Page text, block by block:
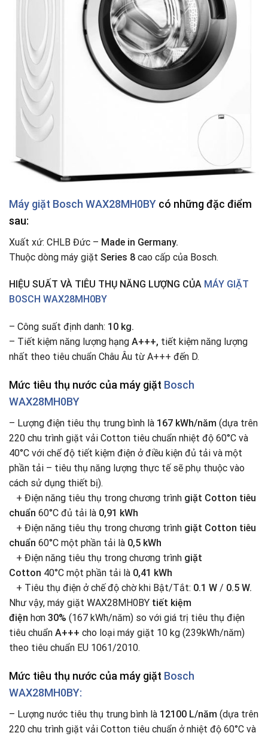
Máy giặt Bosch WAX28MH0BY có những đặc điểm
sau:
Xuất xứ: CHLB Đức – Made in Germany.
Thuộc dòng máy giặt Series 8 cao cấp của Bosch.
HIỆU SUẤT VÀ TIÊU THỤ NĂNG LƯỢNG CỦA MÁY GIẶT
BOSCH WAX28MH0BY
– Công suất định danh: 10 kg.
– Tiết kiệm năng lượng hạng A+++, tiết kiệm năng lượng
nhất theo tiêu chuẩn Châu Âu từ A+++ đến D.
Mức tiêu thụ nước của máy giặt Bosch
WAX28MH0BY
– Lượng điện tiêu thụ trung bình là 167 kWh/năm (dựa trên
220 chu trình giặt vải Cotton tiêu chuẩn nhiệt độ 60°C và
40°C với chế độ tiết kiệm điện ở điều kiện đủ tải và một
phần tải – tiêu thụ năng lượng thực tế sẽ phụ thuộc vào
cách sử dụng thiết bị).
+ Điện năng tiêu thụ trong chương trình giặt Cotton tiêu
chuẩn 60°C đủ tải là 0,91 kWh
+ Điện năng tiêu thụ trong chương trình giặt Cotton tiêu
chuẩn 60°C một phần tải là 0,5 kWh
+ Điện năng tiêu thụ trong chương trình giặt
Cotton 40°C một phần tải là 0,41 kWh
+ Tiêu thụ điện ở chế độ chờ khi Bật/Tắt: 0.1 W / 0.5 W.
Như vậy, máy giặt WAX28MH0BY tiết kiệm
điện hơn 30% (167 kWh/năm) so với giá trị tiêu thụ điện
tiêu chuẩn A+++ cho loại máy giặt 10 kg (239kWh/năm)
theo tiêu chuẩn EU 1061/2010.
Mức tiêu thụ nước của máy giặt Bosch
WAX28MH0BY:
– Lượng nước tiêu thụ trung bình là 12100 L/năm (dựa trên
220 chu trình giặt vải Cotton tiêu chuẩn ở nhiệt độ 60°C và